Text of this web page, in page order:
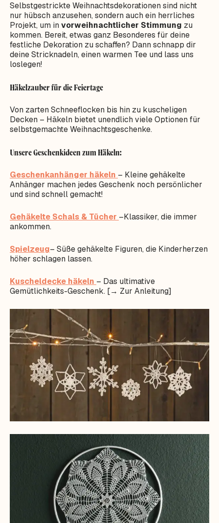
Selbstgestrickte Weihnachtsdekorationen sind nicht
nur hübsch anzusehen, sondern auch ein herrliches
Projekt, um invorweihnachtlicher Stimmung zu
kommen. Bereit, etwas ganz Besonderes für deine
festliche Dekoration zu schaffen? Dann schnapp dir
deine Stricknadeln, einen warmen Tee und lass uns
loslegen!
Häkelzauber für die Feiertage
Von zarten Schneeflocken bis hin zu kuscheligen
Decken – Häkeln bietet unendlich viele Optionen für
selbstgemachte Weihnachtsgeschenke.
Unsere Geschenkideen zum Häkeln:
Geschenkanhänger häkeln – Kleine gehäkelte
Anhänger machen jedes Geschenk noch persönlicher
und sind schnell gemacht!
Gehäkelte Schals & Tücher –Klassiker, die immer
ankommen.
Spielzeug– Süße gehäkelte Figuren, die Kinderherzen
höher schlagen lassen.
Kuscheldecke häkeln – Das ultimative
Gemütlichkeits-Geschenk. [→ Zur Anleitung]